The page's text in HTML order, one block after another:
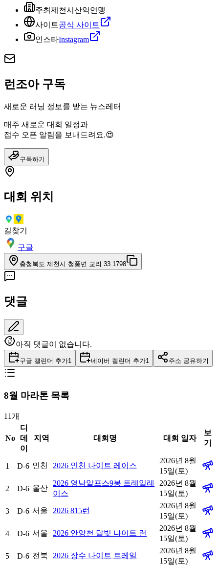
주최 제천시산악연맹
사이트공식 사이트
인스타Instagram
런조아 구독
새로운 러닝 정보를 받는 뉴스레터
매주 새로운 대회 일정과
접수 오픈 알림을 보내드려요.😍
구독하기
대회 위치
길찾기
구글
충청북도 제천시 청풍면 교리 33 1798
댓글
아직 댓글이 없습니다.
구글 캘린더 추가1 네이버 캘린더 추가1 주소 공유하기
8월 마라톤 목록
11개
No
디
데
이
지역 대회명 대회 일자
보
기
1 D-6 인천 2026 인천 나이트 레이스
2026년 8월
15일(토)
2 D-6 울산
2026 영남알프스9봉 트레일레
이스
2026년 8월
15일(토)
3 D-6 서울 2026 815런
2026년 8월
15일(토)
4 D-6 서울 2026 안양천 달빛 나이트 런
2026년 8월
15일(토)
5 D-6 전북 2026 장수 나이트 트레일
2026년 8월
15일(토)